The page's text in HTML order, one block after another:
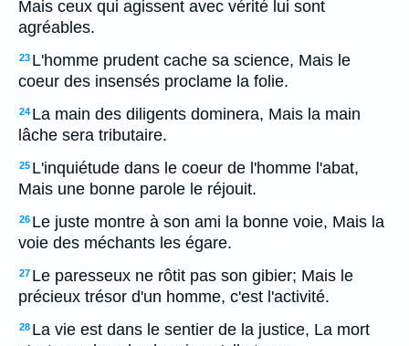
Mais ceux qui agissent avec vérité lui sont
agréables.
23 L'homme prudent cache sa science, Mais le
coeur des insensés proclame la folie.
24 La main des diligents dominera, Mais la main
lâche sera tributaire.
25 L'inquiétude dans le coeur de l'homme l'abat,
Mais une bonne parole le réjouit.
26 Le juste montre à son ami la bonne voie, Mais la
voie des méchants les égare.
27 Le paresseux ne rôtit pas son gibier; Mais le
précieux trésor d'un homme, c'est l'activité.
28 La vie est dans le sentier de la justice, La mort